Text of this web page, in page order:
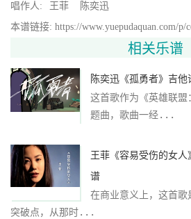
唱作人: 王菲
陈奕迅
本谱链接: https://www.yuepudaquan.com/p/
相关乐谱
陈奕迅《孤勇者》吉
这首歌作为《英雄联
题曲，歌曲一经...
王菲《容易受伤的女
谱
在商业意义上，这首
突破点，从那时...